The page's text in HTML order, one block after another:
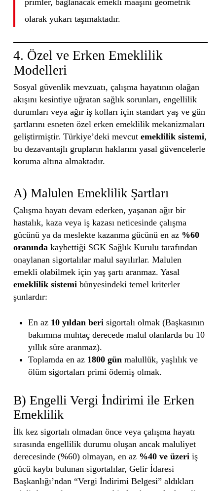
primler, bağlanacak emekli maaşını geometrik
olarak yukarı taşımaktadır.
4. Özel ve Erken Emeklilik
Modelleri
Sosyal güvenlik mevzuatı, çalışma hayatının olağan
akışını kesintiye uğratan sağlık sorunları, engellilik
durumları veya ağır iş kolları için standart yaş ve gün
şartlarını esneten özel erken emeklilik mekanizmaları
geliştirmiştir. Türkiye’deki mevcut emeklilik sistemi,
bu dezavantajlı grupların haklarını yasal güvencelerle
koruma altına almaktadır.
A) Malulen Emeklilik Şartları
Çalışma hayatı devam ederken, yaşanan ağır bir
hastalık, kaza veya iş kazası neticesinde çalışma
gücünü ya da meslekte kazanma gücünü en az %60
oranındakaybettiği SGK Sağlık Kurulu tarafından
onaylanan sigortalılar malul sayılırlar. Malulen
emekli olabilmek için yaş şartı aranmaz. Yasal
emeklilik sistemibünyesindeki temel kriterler
şunlardır:
En az 10 yıldan berisigortalı olmak (Başkasının
bakımına muhtaç derecede malul olanlarda bu 10
yıllık süre aranmaz).
Toplamda en az 1800 günmalullük, yaşlılık ve
ölüm sigortaları primi ödemiş olmak.
B) Engelli Vergi İndirimi ile Erken
Emeklilik
İlk kez sigortalı olmadan önce veya çalışma hayatı
sırasında engellilik durumu oluşan ancak maluliyet
derecesinde (%60) olmayan, en az %40 ve üzeriiş
gücü kaybı bulunan sigortalılar, Gelir İdaresi
Başkanlığı’ndan “Vergi İndirimi Belgesi” aldıkları